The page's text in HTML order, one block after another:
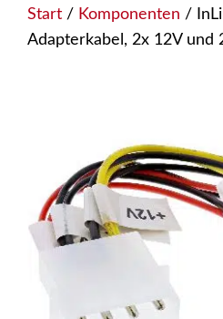
Start / Komponenten /
Adapterkabel, 2x 12V und